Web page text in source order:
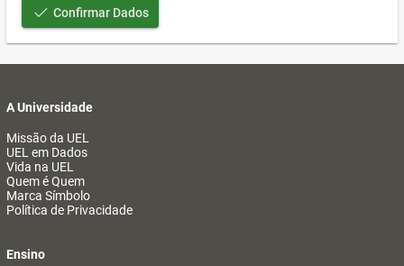
Confirmar Dados
A Universidade
Missão da UEL
UEL em Dados
Vida na UEL
Quem é Quem
Marca Símbolo
Política de Privacidade
Ensino